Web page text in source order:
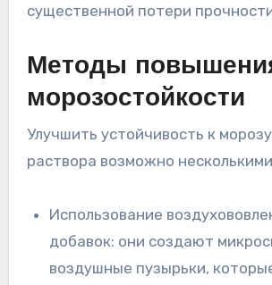
существенной потери
Методы
морозостойкости
Улучшить устойчивость к
раствора возможно
Использование
добавок: они создают
воздушные пузырьки,